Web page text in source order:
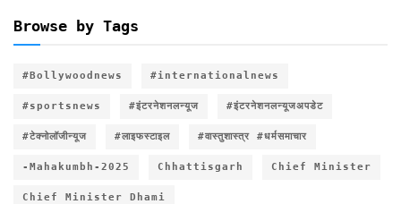
Browse by Tags
#Bollywoodnews #internationalnews
#sportsnews #इंटरनेशनलन्यूज #इंटरनेशनलन्यूजअपडेट
#टेक्नोलॉजीन्यूज #लाइफस्टाइल #वास्तुशास्त्र #धर्मसमाचार
-Mahakumbh-2025 Chhattisgarh Chief Minister
Chief Minister Dhami